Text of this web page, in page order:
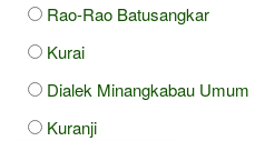
Rao-Rao Batusangkar
Kurai
Dialek Minangkabau Umum
Kuranji